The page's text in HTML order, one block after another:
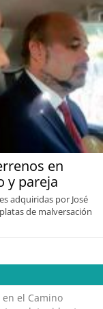
en
y pareja
adquiridas por José
de malversación
el Camino